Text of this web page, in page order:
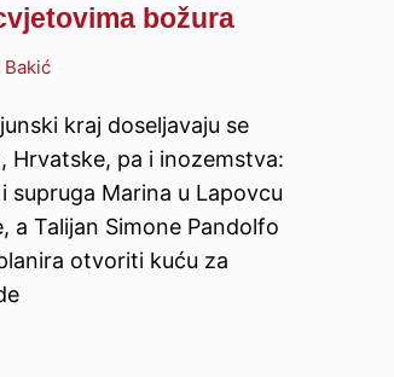
božura
Bakić
kraj doseljavaju se
Hrvatske, pa i inozemstva:
supruga Marina u Lapovcu
a Talijan Simone Pandolfo
otvoriti kuću za